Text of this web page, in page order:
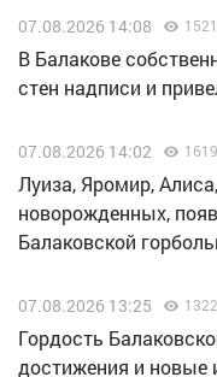
07.08.2026 14:08 1521
В Балакове
стен надписи и
07.08.2026 14:02 1619
Луиза, Яромир,
новорожденных,
Балаковской
07.08.2026 13:25 1322
Гордость
достижения и новые